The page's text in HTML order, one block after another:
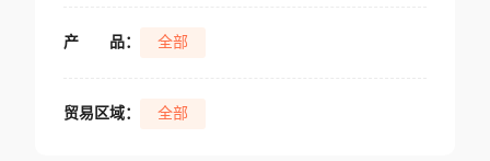
产 品： 全部
贸易区域： 全部